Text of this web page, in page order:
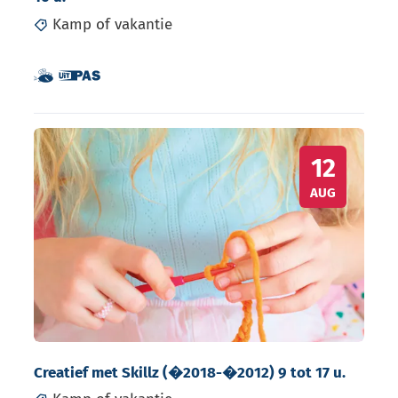
Kamp of vakantie
Samen met kinderen eropuit!
WO
12
AUG
Creatief met Skillz (�2018-�2012) 9 tot 17 u.
Creatief met Skillz (�2018-�2012) 9 tot 17 u.